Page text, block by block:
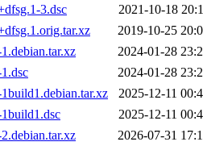
3.dsc
2021-10-18
2019-10-25
2024-01-28
2024-01-28
2025-12-11
2025-12-11
2026-07-31